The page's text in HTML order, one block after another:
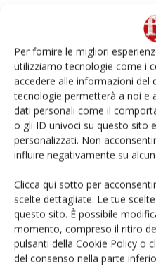
Per fornire le migliori
utilizziamo tecnologie come i
accedere alle informazioni del
tecnologie permetterà a noi e
dati personali come il
o gli ID univoci su questo sito
personalizzati. Non
influire negativamente su
Clicca qui sotto per
scelte dettagliate. Le tue
questo sito. È possibile
momento, compreso il ritiro
pulsanti della Cookie Policy o
del consenso nella parte
Viaggio lungo la
Lady, dal campo
Luca Moroni 4 Febbraio 2025